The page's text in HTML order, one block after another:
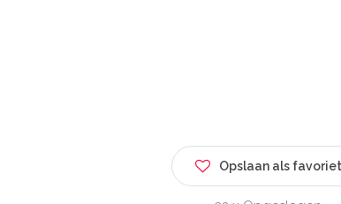
Opslaan als favoriet